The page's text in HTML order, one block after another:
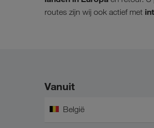
routes zijn wij ook actief met
Vanuit
België